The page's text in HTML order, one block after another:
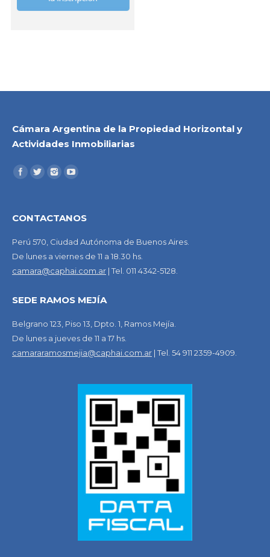
Cámara Argentina de la Propiedad Horizontal y
Actividades Inmobiliarias
CONTACTANOS
Perú 570, Ciudad Autónoma de Buenos Aires.
De lunes a viernes de 11 a 18.30 hs.
camara@caphai.com.ar | Tel. 011 4342-5128.
SEDE RAMOS MEJÍA
Belgrano 123, Piso 13, Dpto. 1, Ramos Mejía.
De lunes a jueves de 11 a 17 hs.
camararamosmejia@caphai.com.ar | Tel. 54 911 2359-4909.